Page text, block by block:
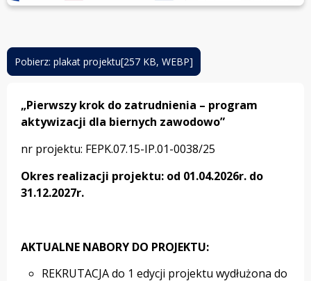
Pobierz: plakat projektu[257 KB, WEBP]
otwiera
się
nowej
karcie
„Pierwszy krok do zatrudnienia – program
aktywizacji dla biernych zawodowo”
nr projektu: FEPK.07.15-IP.01-0038/25
Okres realizacji projektu: od 01.04.2026r. do
31.12.2027r.
AKTUALNE NABORY DO PROJEKTU:
REKRUTACJA do 1 edycji projektu wydłużona do